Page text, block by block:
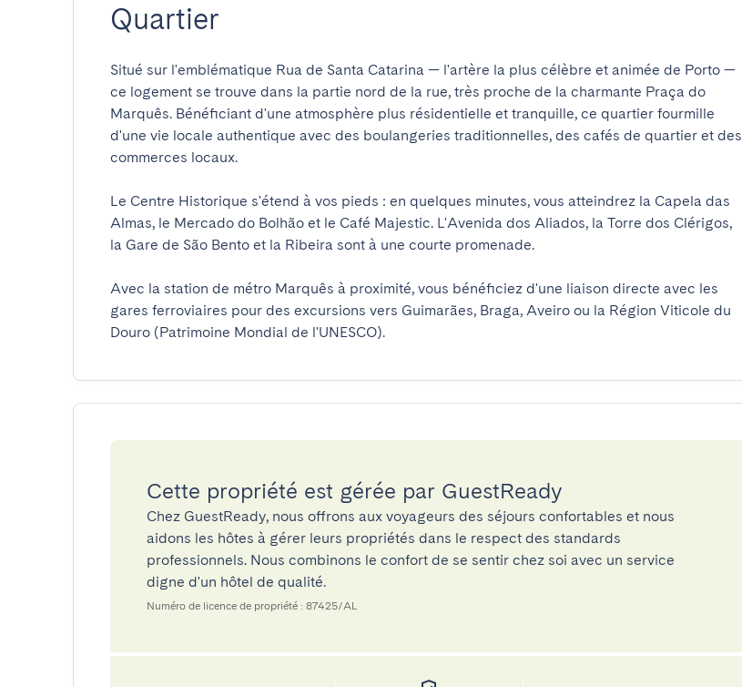
Quartier
Situé sur l'emblématique Rua de Santa Catarina — l'artère la plus célèbre et animée de Porto —
ce logement se trouve dans la partie nord de la rue, très proche de la charmante Praça do
Marquês. Bénéficiant d'une atmosphère plus résidentielle et tranquille, ce quartier fourmille
d'une vie locale authentique avec des boulangeries traditionnelles, des cafés de quartier et des
commerces locaux.
Le Centre Historique s'étend à vos pieds : en quelques minutes, vous atteindrez la Capela das
Almas, le Mercado do Bolhão et le Café Majestic. L'Avenida dos Aliados, la Torre dos Clérigos,
la Gare de São Bento et la Ribeira sont à une courte promenade.
Avec la station de métro Marquês à proximité, vous bénéficiez d'une liaison directe avec les
gares ferroviaires pour des excursions vers Guimarães, Braga, Aveiro ou la Région Viticole du
Douro (Patrimoine Mondial de l'UNESCO).
Cette propriété est gérée par GuestReady
Chez GuestReady, nous offrons aux voyageurs des séjours confortables et nous
aidons les hôtes à gérer leurs propriétés dans le respect des standards
professionnels. Nous combinons le confort de se sentir chez soi avec un service
digne d'un hôtel de qualité.
Numéro de licence de propriété : 87425/AL